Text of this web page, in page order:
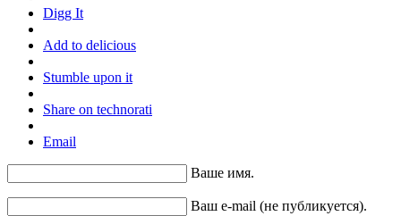
Digg It
Add to delicious
Stumble upon it
Share on technorati
Email
Ваше имя.
Ваш e-mail (не публикуется).